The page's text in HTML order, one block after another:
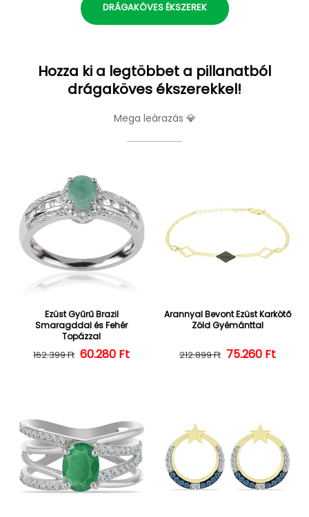
DRÁGAKÖVES ÉKSZEREK
Hozza ki a legtöbbet a pillanatból
drágaköves ékszerekkel!
Mega leárazás 💎
Ezüst Gyűrű Brazil
Smaragddal és Fehér
Topázzal
Normál ár
162.399 Ft Kedvezményes ár
60.280 Ft
Arannyal Bevont Ezüst Karkötő
Zöld Gyémánttal
Normál ár
212.899 Ft 75.260 Ft